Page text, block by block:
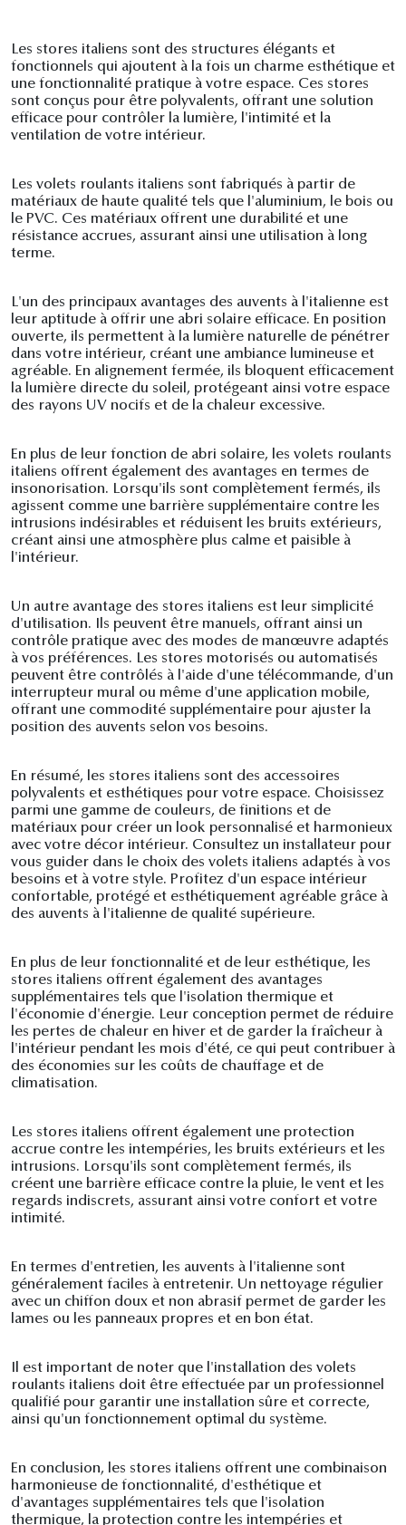
Les stores italiens sont des structures élégants et
fonctionnels qui ajoutent à la fois un charme esthétique et
une fonctionnalité pratique à votre espace. Ces stores
sont conçus pour être polyvalents, offrant une solution
efficace pour contrôler la lumière, l'intimité et la
ventilation de votre intérieur.
Les volets roulants italiens sont fabriqués à partir de
matériaux de haute qualité tels que l'aluminium, le bois ou
le PVC. Ces matériaux offrent une durabilité et une
résistance accrues, assurant ainsi une utilisation à long
terme.
L'un des principaux avantages des auvents à l'italienne est
leur aptitude à offrir une abri solaire efficace. En position
ouverte, ils permettent à la lumière naturelle de pénétrer
dans votre intérieur, créant une ambiance lumineuse et
agréable. En alignement fermée, ils bloquent efficacement
la lumière directe du soleil, protégeant ainsi votre espace
des rayons UV nocifs et de la chaleur excessive.
En plus de leur fonction de abri solaire, les volets roulants
italiens offrent également des avantages en termes de
insonorisation. Lorsqu'ils sont complètement fermés, ils
agissent comme une barrière supplémentaire contre les
intrusions indésirables et réduisent les bruits extérieurs,
créant ainsi une atmosphère plus calme et paisible à
l'intérieur.
Un autre avantage des stores italiens est leur simplicité
d'utilisation. Ils peuvent être manuels, offrant ainsi un
contrôle pratique avec des modes de manœuvre adaptés
à vos préférences. Les stores motorisés ou automatisés
peuvent être contrôlés à l'aide d'une télécommande, d'un
interrupteur mural ou même d'une application mobile,
offrant une commodité supplémentaire pour ajuster la
position des auvents selon vos besoins.
En résumé, les stores italiens sont des accessoires
polyvalents et esthétiques pour votre espace. Choisissez
parmi une gamme de couleurs, de finitions et de
matériaux pour créer un look personnalisé et harmonieux
avec votre décor intérieur. Consultez un installateur pour
vous guider dans le choix des volets italiens adaptés à vos
besoins et à votre style. Profitez d'un espace intérieur
confortable, protégé et esthétiquement agréable grâce à
des auvents à l'italienne de qualité supérieure.
En plus de leur fonctionnalité et de leur esthétique, les
stores italiens offrent également des avantages
supplémentaires tels que l'isolation thermique et
l'économie d'énergie. Leur conception permet de réduire
les pertes de chaleur en hiver et de garder la fraîcheur à
l'intérieur pendant les mois d'été, ce qui peut contribuer à
des économies sur les coûts de chauffage et de
climatisation.
Les stores italiens offrent également une protection
accrue contre les intempéries, les bruits extérieurs et les
intrusions. Lorsqu'ils sont complètement fermés, ils
créent une barrière efficace contre la pluie, le vent et les
regards indiscrets, assurant ainsi votre confort et votre
intimité.
En termes d'entretien, les auvents à l'italienne sont
généralement faciles à entretenir. Un nettoyage régulier
avec un chiffon doux et non abrasif permet de garder les
lames ou les panneaux propres et en bon état.
Il est important de noter que l'installation des volets
roulants italiens doit être effectuée par un professionnel
qualifié pour garantir une installation sûre et correcte,
ainsi qu'un fonctionnement optimal du système.
En conclusion, les stores italiens offrent une combinaison
harmonieuse de fonctionnalité, d'esthétique et
d'avantages supplémentaires tels que l'isolation
thermique, la protection contre les intempéries et